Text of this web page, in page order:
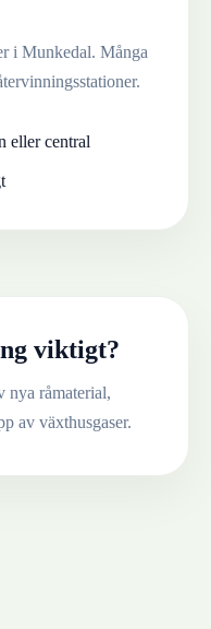
i Munkedal. Många
eller central
viktigt?
nya råmaterial,
av växthusgaser.